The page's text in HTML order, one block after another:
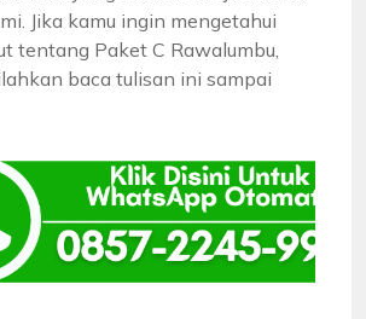
Jika kamu ingin mengetahui
tentang Paket C Rawalumbu,
baca tulisan ini sampai